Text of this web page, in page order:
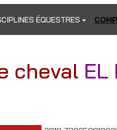
ÉQUESTRES
cheval EL